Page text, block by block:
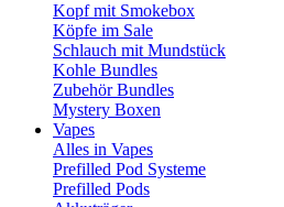
Kopf mit Smokebox
Köpfe im Sale
Schlauch mit Mundstück
Kohle Bundles
Zubehör Bundles
Mystery Boxen
Vapes
Alles in Vapes
Prefilled Pod Systeme
Prefilled Pods